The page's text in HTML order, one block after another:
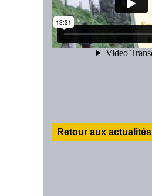
Retour aux actualités